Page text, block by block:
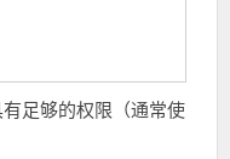
足够的权限（通常使